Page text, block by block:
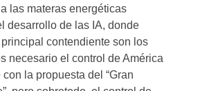
las materas energéticas
desarrollo de las IA, donde
contendiente son los
necesario el control de América
la propuesta del “Gran